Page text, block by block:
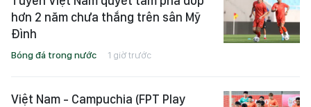
hơn 2 năm chưa thắng trên sân Mỹ
Đình
Bóng đá trong nước 1 giờ trước
Việt Nam - Campuchia (FPT Play